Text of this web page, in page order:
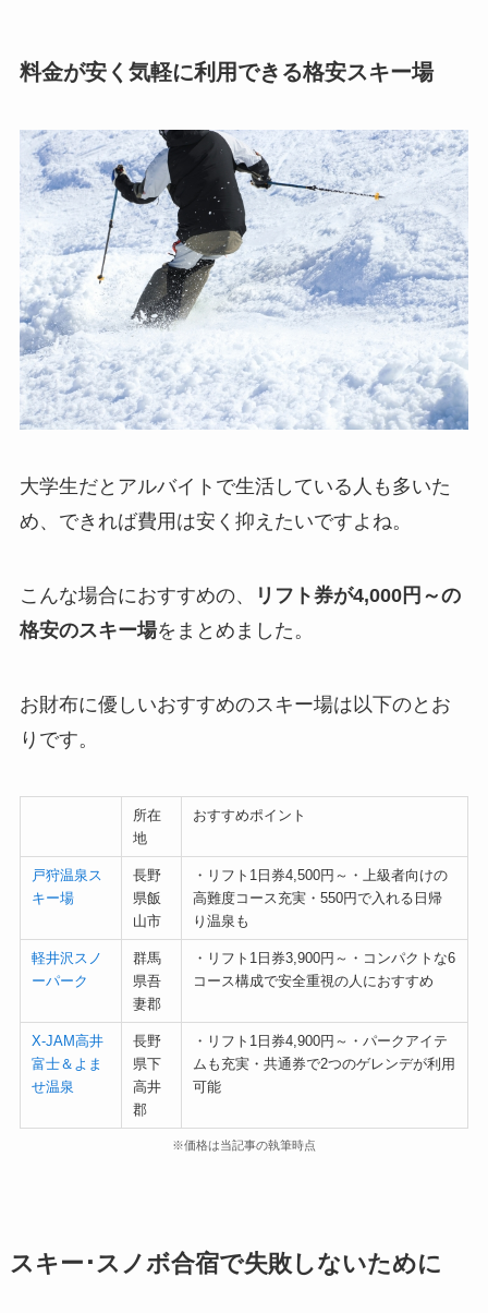
料金が安く気軽に利用できる格安スキー場
大学生だとアルバイトで生活している人も多いた
め、できれば費用は安く抑えたいですよね。
こんな場合におすすめの、
リフト券が4,000円～の
格安のスキー場をまとめました。
お財布に優しいおすすめのスキー場は以下のとお
りです。
所在
地
おすすめポイント
戸狩温泉ス
キー場
長野
県飯
山市
・リフト1日券4,500円～・上級者向けの
高難度コース充実・550円で入れる日帰
り温泉も
軽井沢スノ
ーパーク
群馬
県吾
妻郡
・リフト1日券3,900円～・コンパクトな6
コース構成で安全重視の人におすすめ
X-JAM高井
富士＆よま
せ温泉
長野
県下
高井
郡
・リフト1日券4,900円～・パークアイテ
ムも充実・共通券で2つのゲレンデが利用
可能
※価格は当記事の執筆時点
スキー･スノボ合宿で失敗しないために